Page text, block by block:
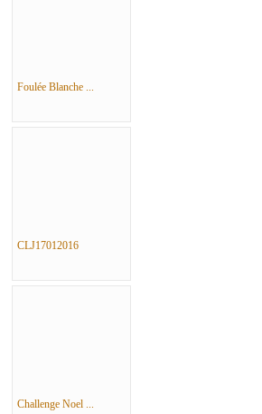
Foulée Blanche ...
CLJ17012016
Challenge Noel ...